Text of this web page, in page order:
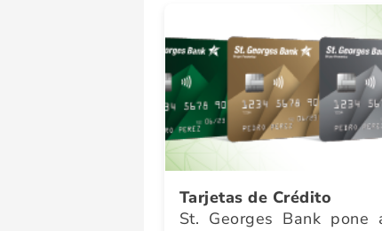
Tarjetas de Crédito
St. Georges Bank pone